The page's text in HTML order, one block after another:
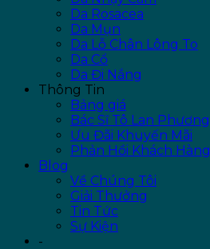
Da Rosacea
Da Mụn
Da Lỗ Chân Lông To
Da Cổ
Da Đi Nắng
Thông Tin
Bảng giá
Bác Sĩ Tô Lan Phương
Ưu Đãi Khuyến Mãi
Phản Hồi Khách Hàng
Blog
Về Chúng Tôi
Giải Thưởng
Tin Tức
Sự Kiện
-